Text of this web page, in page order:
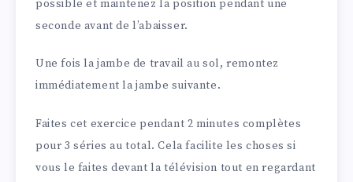
possible et maintenez la position pendant une
seconde avant de l’abaisser.
Une fois la jambe de travail au sol, remontez
immédiatement la jambe suivante.
Faites cet exercice pendant 2 minutes complètes
pour 3 séries au total. Cela facilite les choses si
vous le faites devant la télévision tout en regardant